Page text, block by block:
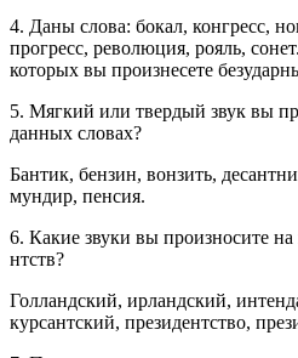
4. Даны слова: бокал, конгресс,
прогресс, революция, рояль,
которых вы произнесете
5. Мягкий или твердый звук вы
данных словах?
Бантик, бензин, вонзить,
мундир, пенсия.
6. Какие звуки вы произносите на
нтств?
Голландский, ирландский,
курсантский, президентство,